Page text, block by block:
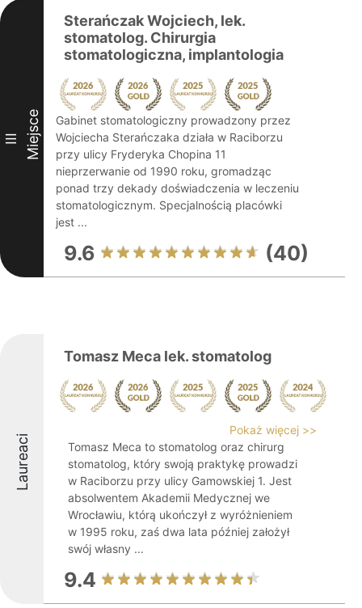
III Miejsce
Sterańczak Wojciech, lek.
stomatolog. Chirurgia
stomatologiczna, implantologia
Gabinet stomatologiczny prowadzony przez
Wojciecha Sterańczaka działa w Raciborzu
przy ulicy Fryderyka Chopina 11
nieprzerwanie od 1990 roku, gromadząc
ponad trzy dekady doświadczenia w leczeniu
stomatologicznym. Specjalnością placówki
jest ...
9.6 (40)
Laureaci
Tomasz Meca lek. stomatolog
Pokaż więcej >>
Tomasz Meca to stomatolog oraz chirurg
stomatolog, który swoją praktykę prowadzi
w Raciborzu przy ulicy Gamowskiej 1. Jest
absolwentem Akademii Medycznej we
Wrocławiu, którą ukończył z wyróżnieniem
w 1995 roku, zaś dwa lata później założył
swój własny ...
9.4